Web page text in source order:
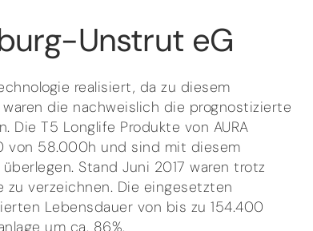
Unstrut eG
realisiert, da zu diesem
die nachweislich die prognostizierte
T5 Longlife Produkte von AURA
von 58.000h und sind mit diesem
Stand Juni 2017 waren trotz
zu verzeichnen. Die eingesetzten
Lebensdauer von bis zu 154.400 
um ca. 86%.